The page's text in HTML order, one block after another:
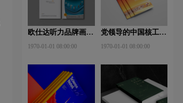
欧仕达听力品牌画册
1970-01-01 08:00:00
党领导的中国核工业
1970-01-01 08:00:00